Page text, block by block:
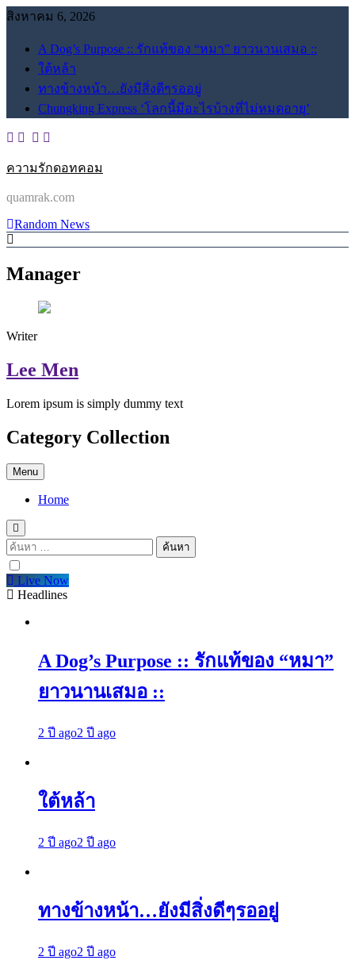
Skip
สิงหาคม 6, 2026
A Dog’s Purpose :: รักแท้ของ “หมา” ยาวนานเสมอ ::
ใต้หล้า
ทางข้างหน้า…ยังมีสิ่งดีๆรออยู่
Chungking Express ‘โลกนี้มีอะไรบ้างที่ไม่หมดอายุ’
ความรักดอทคอม
quamrak.com
Random News
Manager
Writer
Lee Men
Lorem ipsum is simply dummy text
Category Collection
Menu
Home
ค้นหา
สำหรับ:
Live Now
Headlines
A Dog’s Purpose :: รักแท้ของ “หมา”
ยาวนานเสมอ ::
2 ปี ago2 ปี ago
ใต้หล้า
2 ปี ago2 ปี ago
ทางข้างหน้า…ยังมีสิ่งดีๆรออยู่
2 ปี ago2 ปี ago